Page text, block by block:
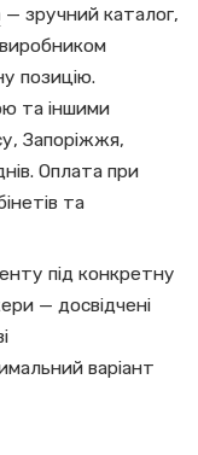
— зручний каталог,
позицію.
та іншими
Запоріжжя,
Оплата при
та
під конкретну
— досвідчені
варіант